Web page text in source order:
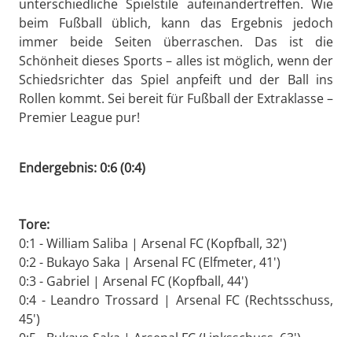
unterschiedliche Spielstile aufeinandertreffen. Wie
beim Fußball üblich, kann das Ergebnis jedoch
immer beide Seiten überraschen. Das ist die
Schönheit dieses Sports – alles ist möglich, wenn der
Schiedsrichter das Spiel anpfeift und der Ball ins
Rollen kommt. Sei bereit für Fußball der Extraklasse –
Premier League pur!
Endergebnis: 0:6 (0:4)
Tore:
0:1 - William Saliba | Arsenal FC (Kopfball, 32')
0:2 - Bukayo Saka | Arsenal FC (Elfmeter, 41')
0:3 - Gabriel | Arsenal FC (Kopfball, 44')
0:4 - Leandro Trossard | Arsenal FC (Rechtsschuss,
45')